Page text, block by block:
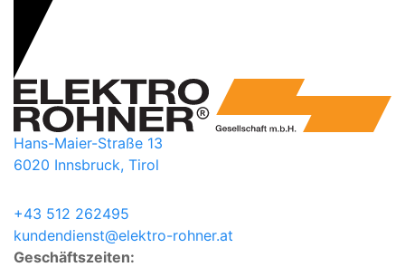
Hans-Maier-Straße 13
6020 Innsbruck, Tirol
+43 512 262495
kundendienst@elektro-rohner.at
Geschäftszeiten: